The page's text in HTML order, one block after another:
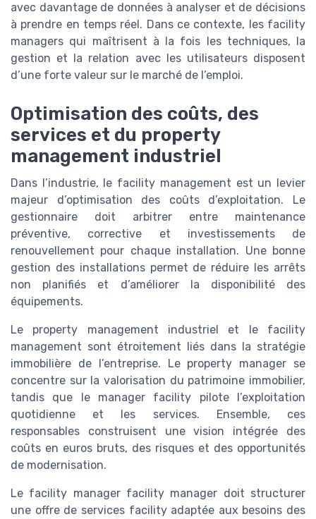
avec davantage de données à analyser et de décisions
à prendre en temps réel. Dans ce contexte, les facility
managers qui maîtrisent à la fois les techniques, la
gestion et la relation avec les utilisateurs disposent
d’une forte valeur sur le marché de l’emploi.
Optimisation des coûts, des
services et du property
management industriel
Dans l’industrie, le facility management est un levier
majeur d’optimisation des coûts d’exploitation. Le
gestionnaire doit arbitrer entre maintenance
préventive, corrective et investissements de
renouvellement pour chaque installation. Une bonne
gestion des installations permet de réduire les arrêts
non planifiés et d’améliorer la disponibilité des
équipements.
Le property management industriel et le facility
management sont étroitement liés dans la stratégie
immobilière de l’entreprise. Le property manager se
concentre sur la valorisation du patrimoine immobilier,
tandis que le manager facility pilote l’exploitation
quotidienne et les services. Ensemble, ces
responsables construisent une vision intégrée des
coûts en euros bruts, des risques et des opportunités
de modernisation.
Le facility manager facility manager doit structurer
une offre de services facility adaptée aux besoins des